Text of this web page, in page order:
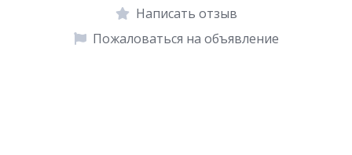
Написать отзыв
Пожаловаться на объявление